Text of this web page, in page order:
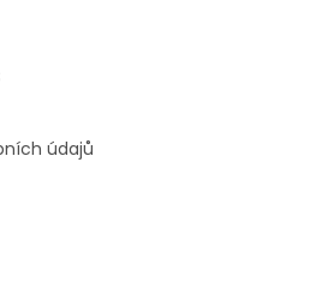
údajů